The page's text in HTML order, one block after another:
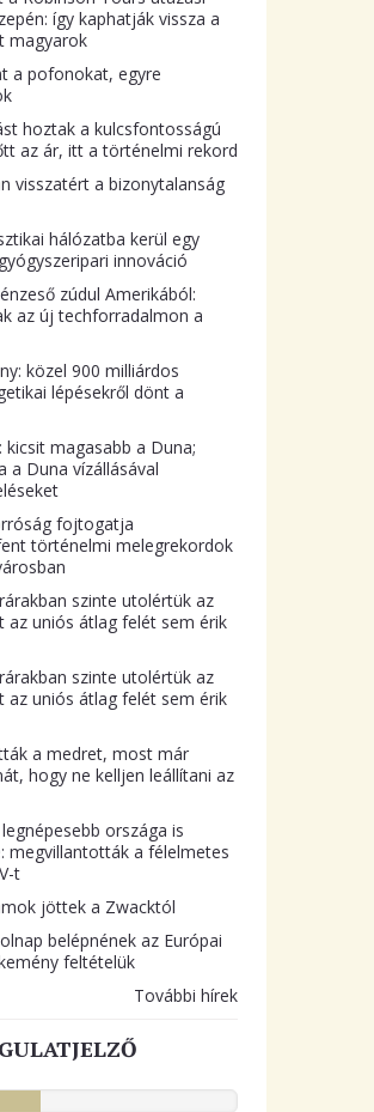
így kaphatják vissza a
magyarok
a pofonokat, egyre
hoztak a kulcsfontosságú
az ár, itt a történelmi rekord
visszatért a bizonytalanság
hálózatba kerül egy
innováció
zúdul Amerikából:
az új techforradalmon a
közel 900 milliárdos
lépésekről dönt a
kicsit magasabb a Duna;
a Duna vízállásával
fojtogatja
történelmi melegrekordok
szinte utolértük az
az uniós átlag felét sem érik
szinte utolértük az
az uniós átlag felét sem érik
a medret, most már
hogy ne kelljen leállítani az
országa is
megvillantották a félelmetes
t
jöttek a Zwacktól
belépnének az Európai
feltételük
További hírek